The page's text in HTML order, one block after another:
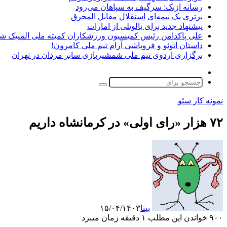
رسانه ازبک: سرگیف به سپاهان می‌رود
برتری یک نیمه‌ای استقلال مقابل المحرق
پیشنهاد جدید برای بالوتلی از امارات
علی پاکدامن رئیس کمیسیون ورزشکاران کمیته ملی المپیک
داستان اتوئو و فروپاشی آرام تیم ملی کامرون!
برگزاری اردوی تیم ملی شمشیربازی سابر مردان در تهران
پوسته
جستجو
نمونه کار سئو
۷۲ هزار «رای اولی» در کرمانشاه داریم
بیتا۱۵/۰۴/۱۴۰۳
۹۰۰ خواندن این مطلب ۱ دقیقه زمان میبرد